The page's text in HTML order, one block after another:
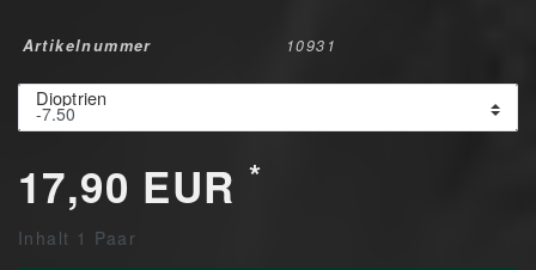
Artikelnummer 10931
Dioptrien
17,90 EUR *
Inhalt 1 Paar